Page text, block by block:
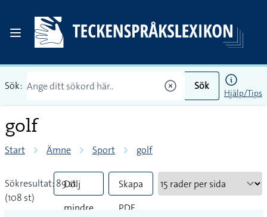
Sök: Sök
Hjälp/Tips
golf
Start Ämne Sport golf
Sökresultat: 89 st
(108 st)
Dölj
mindre
Skapa
PDF